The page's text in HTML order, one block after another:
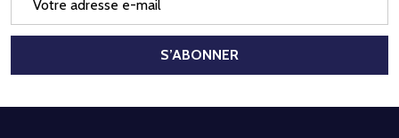
mail
S’ABONNER